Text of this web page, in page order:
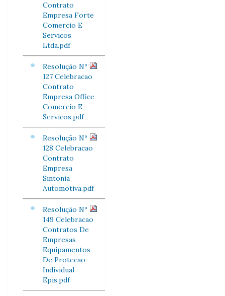
Contrato
Empresa Forte
Comercio E
Servicos
Ltda.pdf
Resolução Nº
127 Celebracao
Contrato
Empresa Office
Comercio E
Servicos.pdf
Resolução Nº
128 Celebracao
Contrato
Empresa
Sintonia
Automotiva.pdf
Resolução Nº
149 Celebracao
Contratos De
Empresas
Equipamentos
De Protecao
Individual
Epis.pdf